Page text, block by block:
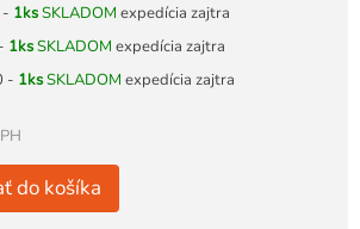
1ksSKLADOM expedícia zajtra
1ksSKLADOM expedícia zajtra
- 1ksSKLADOM expedícia zajtra
do košíka